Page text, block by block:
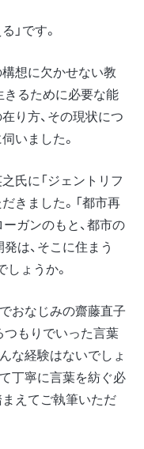
」です。
想に欠かせない教
きるために必要な能
り方、その現状につ
いました。
氏に「ジェントリフ
きました。「都市再
ーガンのもと、都市の
は、そこに住まう
ょうか。
おなじみの齋藤直子
つもりでいった言葉
な経験はないでしょ
丁寧に言葉を紡ぐ必
えてご執筆いただ